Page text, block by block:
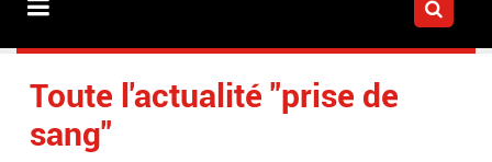
Toute l'actualité "prise de
sang"